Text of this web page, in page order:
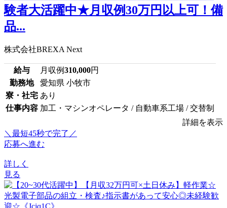
験者大活躍中★月収例30万円以上可！備
品...
株式会社BREXA Next
給与 月収例310,000円
勤務地
愛知県 小牧市
寮・社宅 あり
仕事内容 加工・マシンオペレータ / 自動車系工場 / 交替制
詳細を表示
＼最短45秒で完了／
応募へ進む
詳しく
見る